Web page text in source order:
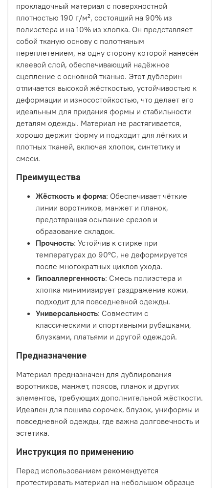
прокладочный материал с поверхностной
плотностью 190 г/м², состоящий на 90% из
полиэстера и на 10% из хлопка. Он представляет
собой тканую основу с полотняным
переплетением, на одну сторону которой нанесён
клеевой слой, обеспечивающий надёжное
сцепление с основной тканью. Этот дублерин
отличается высокой жёсткостью, устойчивостью к
деформации и износостойкостью, что делает его
идеальным для придания формы и стабильности
деталям одежды. Материал не растягивается,
хорошо держит форму и подходит для лёгких и
плотных тканей, включая хлопок, синтетику и
смеси.
Преимущества
Жёсткость и форма: Обеспечивает чёткие
линии воротников, манжет и планок,
предотвращая осыпание срезов и
образование складок.
Прочность: Устойчив к стирке при
температурах до 90°C, не деформируется
после многократных циклов ухода.
Гипоаллергенность: Смесь полиэстера и
хлопка минимизирует раздражение кожи,
подходит для повседневной одежды.
Универсальность: Совместим с
классическими и спортивными рубашками,
блузками, платьями и другой одеждой.
Предназначение
Материал предназначен для дублирования
воротников, манжет, поясов, планок и других
элементов, требующих дополнительной жёсткости.
Идеален для пошива сорочек, блузок, униформы и
повседневной одежды, где важна долговечность и
эстетика.
Инструкция по применению
Перед использованием рекомендуется
протестировать материал на небольшом образце